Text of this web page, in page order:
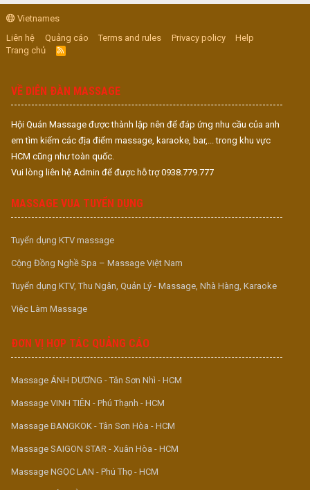
Vietnames
Liên hệ
Quảng cáo Terms and rules Privacy policy
Help
Trang chủ
R
S
VỀ DIỄN ĐÀN MASSAGE
Hội Quán Massage được thành lập nên để đáp ứng nhu cầu của anh
em tìm kiếm các địa điểm massage, karaoke, bar,... trong khu vực
HCM cũng như toàn quốc.
Vui lòng liên hệ Admin để được hỗ trợ 0938.779.777
MASSAGE VUA TUYỂN DỤNG
Tuyển dụng KTV massage
Cộng Đồng Nghề Spa – Massage Việt Nam
Tuyển dụng KTV, Thu Ngân, Quản Lý - Massage, Nhà Hàng, Karaoke
Việc Làm Massage
ĐƠN VỊ HỢP TÁC QUẢNG CÁO
Massage ÁNH DƯƠNG - Tân Sơn Nhì - HCM
Massage VINH TIÊN - Phú Thạnh - HCM
Massage BANGKOK - Tân Sơn Hòa - HCM
Massage SAIGON STAR - Xuân Hòa - HCM
Massage NGỌC LAN - Phú Thọ - HCM